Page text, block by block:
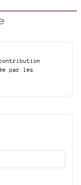
par les